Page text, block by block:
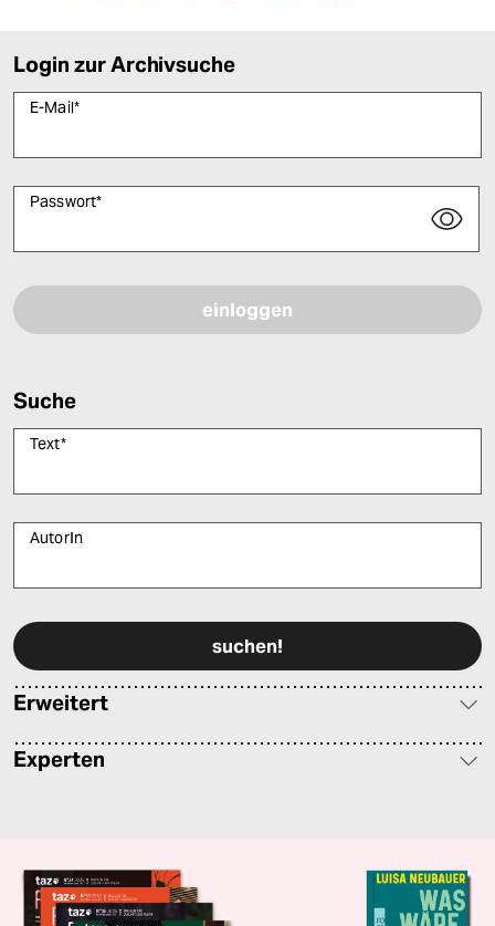
Login zur Archivsuche
E-Mail*
Passwort*
Suche
Text*
AutorIn
Erweitert
Experten